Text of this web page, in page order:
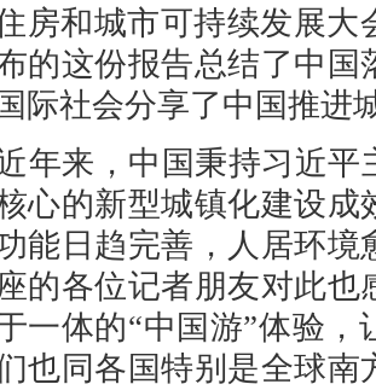
房和城市可持续发展
的这份报告总结了中
际社会分享了中国推进
年来，中国秉持习近
心的新型城镇化建设
能日趋完善，人居环
的各位记者朋友对此
一体的“中国游”体验
也同各国特别是全球